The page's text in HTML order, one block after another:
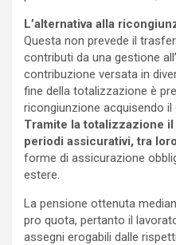
L’alternativa alla
Questa non prevede il
contributi da una gestione
contribuzione versata in
fine della totalizzazione è
ricongiunzione acquisendo il
Tramite la totalizzazione
periodi assicurativi, tra
forme di assicurazione
estere.
La pensione ottenuta
pro quota, pertanto il
assegni erogabili dalle